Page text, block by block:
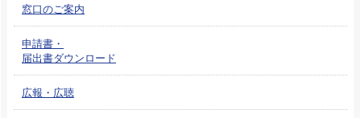
窓口のご案内
申請書・
届出書ダウンロード
広報・広聴